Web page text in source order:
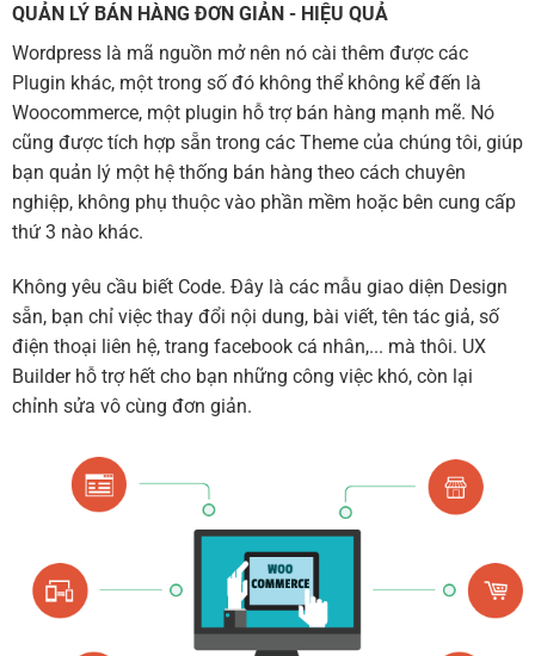
QUẢN LÝ BÁN HÀNG ĐƠN GIẢN - HIỆU QUẢ
Wordpress là mã nguồn mở nên nó cài thêm được các
Plugin khác, một trong số đó không thể không kể đến là
Woocommerce, một plugin hỗ trợ bán hàng mạnh mẽ. Nó
cũng được tích hợp sẵn trong các Theme của chúng tôi, giúp
bạn quản lý một hệ thống bán hàng theo cách chuyên
nghiệp, không phụ thuộc vào phần mềm hoặc bên cung cấp
thứ 3 nào khác.
Không yêu cầu biết Code. Đây là các mẫu giao diện Design
sẵn, bạn chỉ việc thay đổi nội dung, bài viết, tên tác giả, số
điện thoại liên hệ, trang facebook cá nhân,... mà thôi. UX
Builder hỗ trợ hết cho bạn những công việc khó, còn lại
chỉnh sửa vô cùng đơn giản.